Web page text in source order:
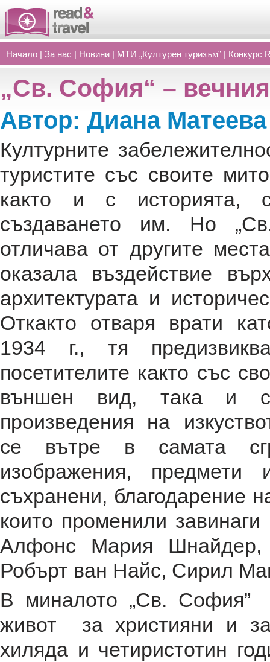
Начало | За нас | Новини | МТИ „Културен туризъм” | Конкурс
„Св. София“ –
Автор: Диана Матеева
Културните
туристите със своите
както и с историята,
създаването им. Но
отличава от другите
оказала въздействие
архитектурата и
Откакто отваря врати
1934 г., тя
посетителите както със
външен вид, така и с
произведения на
се вътре в самата
изображения,
съхранени, благодарение
които променили
Алфонс Мария Шнайдер,
Робърт ван Найс, Сирил
В миналото „Св. София”
живот за християни и
хиляда и четиристотин